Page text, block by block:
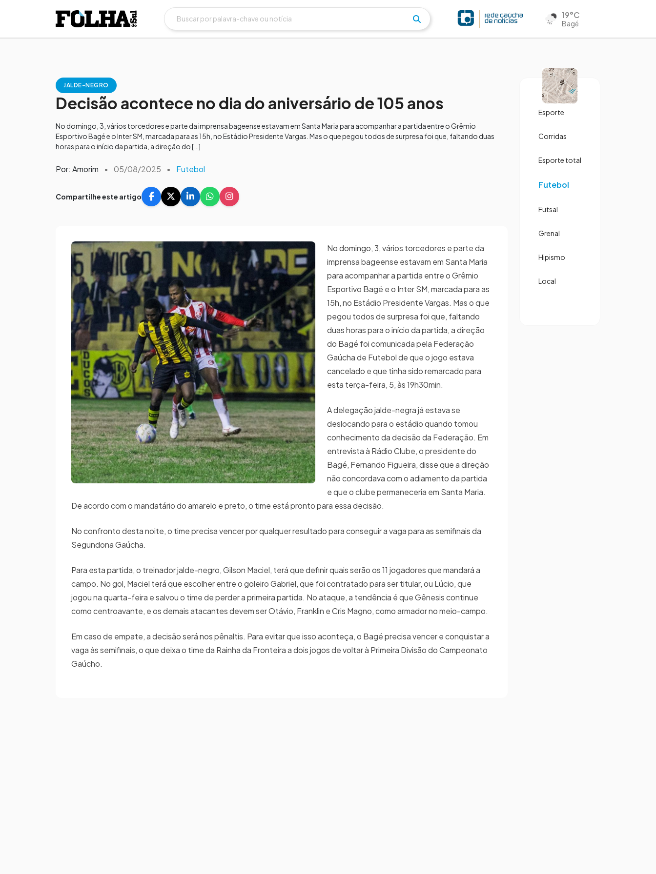
19°C
Bagé
JALDE-NEGRO
Decisão acontece no dia do aniversário de 105 anos
No domingo, 3, vários torcedores e parte da imprensa bageense estavam em Santa Maria para acompanhar a partida entre o Grêmio
Esportivo Bagé e o Inter SM, marcada para as 15h, no Estádio Presidente Vargas. Mas o que pegou todos de surpresa foi que, faltando duas
horas para o início da partida, a direção do […]
Por: Amorim • 05/08/2025 • Futebol
Compartilhe este artigo
No domingo, 3, vários torcedores e parte da
imprensa bageense estavam em Santa Maria
para acompanhar a partida entre o Grêmio
Esportivo Bagé e o Inter SM, marcada para as
15h, no Estádio Presidente Vargas. Mas o que
pegou todos de surpresa foi que, faltando
duas horas para o início da partida, a direção
do Bagé foi comunicada pela Federação
Gaúcha de Futebol de que o jogo estava
cancelado e que tinha sido remarcado para
esta terça-feira, 5, às 19h30min.
A delegação jalde-negra já estava se
deslocando para o estádio quando tomou
conhecimento da decisão da Federação. Em
entrevista à Rádio Clube, o presidente do
Bagé, Fernando Figueira, disse que a direção
não concordava com o adiamento da partida
e que o clube permaneceria em Santa Maria.
De acordo com o mandatário do amarelo e preto, o time está pronto para essa decisão.
No confronto desta noite, o time precisa vencer por qualquer resultado para conseguir a vaga para as semifinais da
Segundona Gaúcha.
Para esta partida, o treinador jalde-negro, Gilson Maciel, terá que definir quais serão os 11 jogadores que mandará a
campo. No gol, Maciel terá que escolher entre o goleiro Gabriel, que foi contratado para ser titular, ou Lúcio, que
jogou na quarta-feira e salvou o time de perder a primeira partida. No ataque, a tendência é que Gênesis continue
como centroavante, e os demais atacantes devem ser Otávio, Franklin e Cris Magno, como armador no meio-campo.
Em caso de empate, a decisão será nos pênaltis. Para evitar que isso aconteça, o Bagé precisa vencer e conquistar a
vaga às semifinais, o que deixa o time da Rainha da Fronteira a dois jogos de voltar à Primeira Divisão do Campeonato
Gaúcho.
Esporte
Corridas
Esporte total
Futebol
Futsal
Grenal
Hipismo
Local